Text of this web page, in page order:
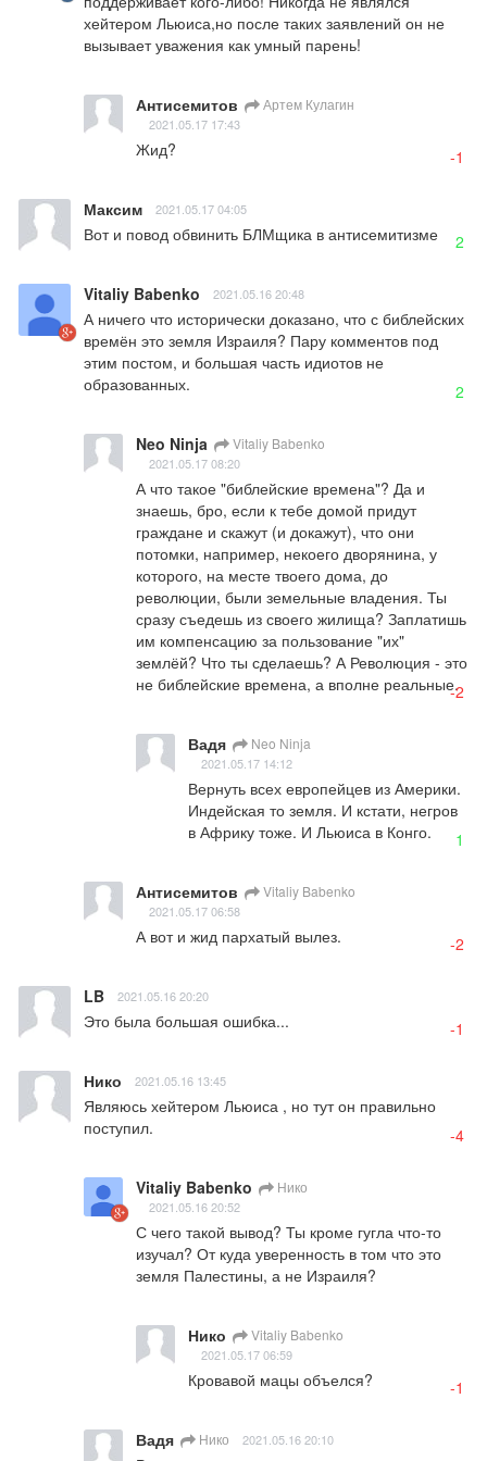
хейтером Льюиса,но после таких заявлений он не
вызывает уважения как умный парень!
Антисемитов Артем Кулагин
2021.05.17 17:43
Жид? -1
Максим 2021.05.17 04:05
Вот и повод обвинить БЛМщика в антисемитизме 2
Vitaliy Babenko 2021.05.16 20:48
А ничего что исторически доказано, что с библейских
времён это земля Израиля? Пару комментов под
этим постом, и большая часть идиотов не
образованных.
2
Neo Ninja Vitaliy Babenko
2021.05.17 08:20
А что такое "библейские времена"? Да и
знаешь, бро, если к тебе домой придут
граждане и скажут (и докажут), что они
потомки, например, некоего дворянина, у
которого, на месте твоего дома, до
революции, были земельные владения. Ты
сразу съедешь из своего жилища? Заплатишь
им компенсацию за пользование "их"
землёй? Что ты сделаешь? А Революция - это
не библейские времена, а вполне реальные.-2
Вадя Neo Ninja
2021.05.17 14:12
Вернуть всех европейцев из Америки.
Индейская то земля. И кстати, негров
в Африку тоже. И Льюиса в Конго.
1
Антисемитов Vitaliy Babenko
2021.05.17 06:58
А вот и жид пархатый вылез. -2
LB 2021.05.16 20:20
Это была большая ошибка... -1
Нико 2021.05.16 13:45
Являюсь хейтером Льюиса , но тут он правильно
поступил.
-4
Vitaliy Babenko Нико
2021.05.16 20:52
С чего такой вывод? Ты кроме гугла что-то
изучал? От куда уверенность в том что это
земля Палестины, а не Израиля?
Нико Vitaliy Babenko
2021.05.17 06:59
Кровавой мацы объелся? -1
Вадя Нико 2021.05.16 20:10